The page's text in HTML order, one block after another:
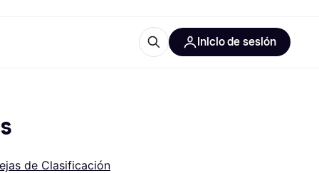
Inicio de sesión
de Clasificación